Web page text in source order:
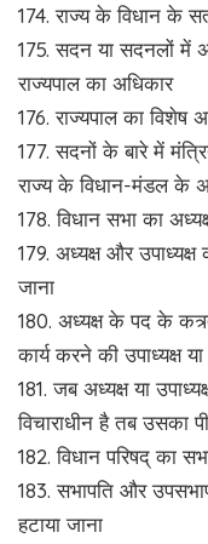
174. राज्य के विधान के
175. सदन या सदनलों
राज्यपाल का अधिकार
176. राज्यपाल का विशेष
177. सदनों के बारे में
राज्य के विधान-मंडल के
178. विधान सभा का
179. अध्यक्ष और
जाना
180. अध्यक्ष के पद के
कार्य करने की उपाध्यक्ष
181. जब अध्यक्ष या
विचाराधीन है तब उसका
182. विधान परिषद् का
183. सभापति और
हटाया जाना